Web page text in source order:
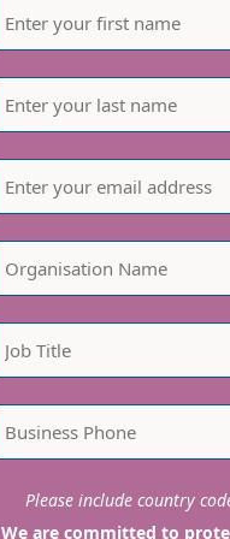
Please include country
We are committed to